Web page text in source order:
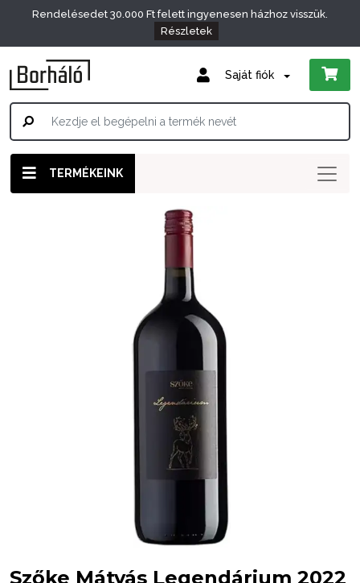
Rendelésedet 30.000 Ft felett ingyenesen házhoz visszük.
Részletek
Saját fiók
TERMÉKEINK
Szőke Mátyás Legendárium 2022